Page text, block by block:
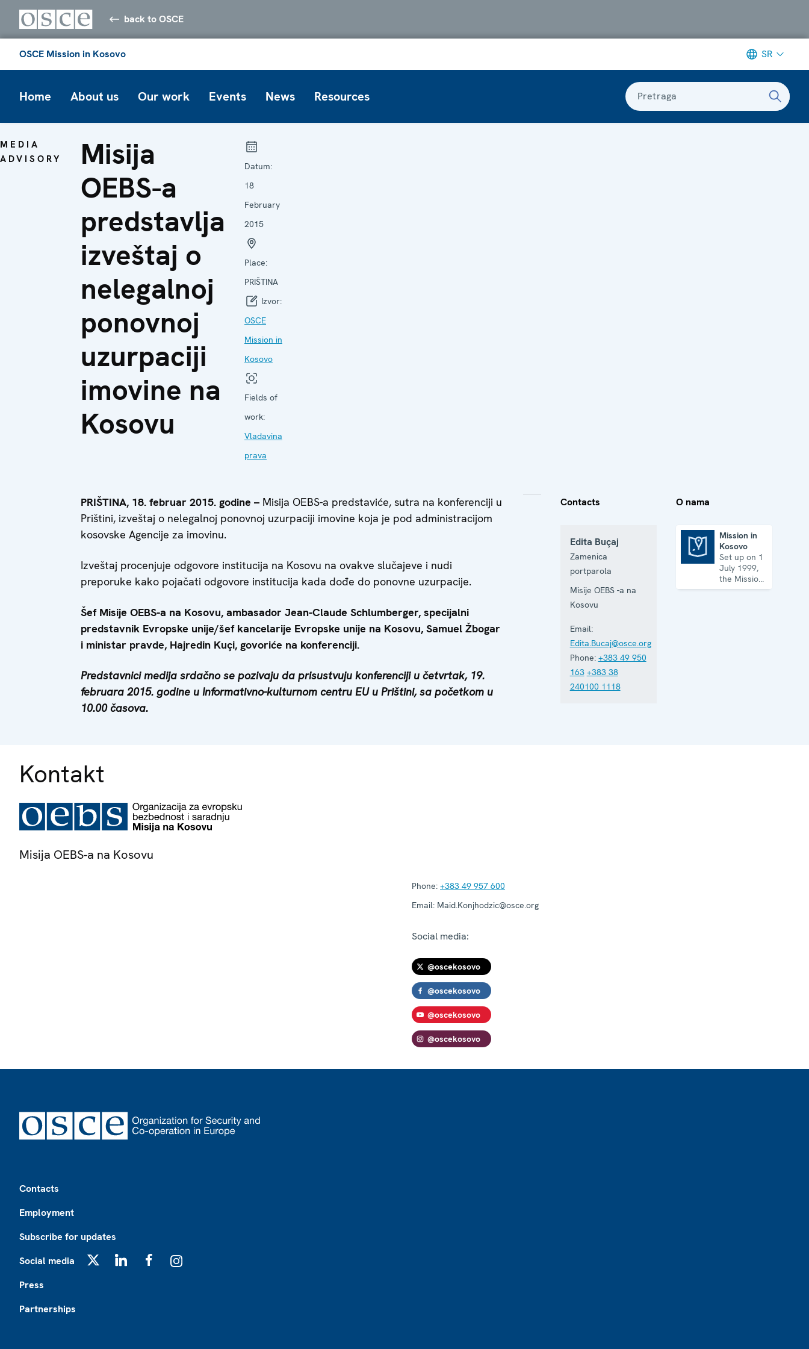
back to OSCE
OSCE Mission in Kosovo SR
Home About us Our work Events News Resources Pretraga
MEDIA
ADVISORY
Misija
OEBS-a
predstavlja
izveštaj o
nelegalnoj
ponovnoj
uzurpaciji
imovine na
Kosovu
Datum:
18
February
2015
Place:
PRIŠTINA
Izvor:
OSCE
Mission in
Kosovo
Fields of
work:
Vladavina
prava
PRIŠTINA, 18. februar 2015. godine – Misija OEBS-a predstaviće, sutra na konferenciji u
Prištini, izveštaj o nelegalnoj ponovnoj uzurpaciji imovine koja je pod administracijom
kosovske Agencije za imovinu.
Izveštaj procenjuje odgovore institucija na Kosovu na ovakve slučajeve i nudi
preporuke kako pojačati odgovore institucija kada dođe do ponovne uzurpacije.
Šef Misije OEBS-a na Kosovu, ambasador Jean-Claude Schlumberger, specijalni
predstavnik Evropske unije/šef kancelarije Evropske unije na Kosovu, Samuel Žbogar
i ministar pravde, Hajredin Kuçi, govoriće na konferenciji.
Predstavnici medija srdačno se pozivaju da prisustvuju konferenciji u četvrtak, 19.
februara 2015. godine u Informativno-kulturnom centru EU u Prištini, sa početkom u
10.00 časova.
Contacts
Edita Buçaj
Zamenica
portparola
Misije OEBS -a na
Kosovu
Email:
Edita.Bucaj@osce.org
Phone: +383 49 950
163 +383 38
240100 1118
O nama
Mission in
Kosovo
Set up on 1
July 1999,
the Mission
has its
Kontakt
Misija OEBS-a na Kosovu
Phone: +383 49 957 600
Email: Maid.Konjhodzic@osce.org
Social media:
@oscekosovo
@oscekosovo
@oscekosovo
@oscekosovo
Contacts
Employment
Subscribe for updates
Social media
Press
Partnerships